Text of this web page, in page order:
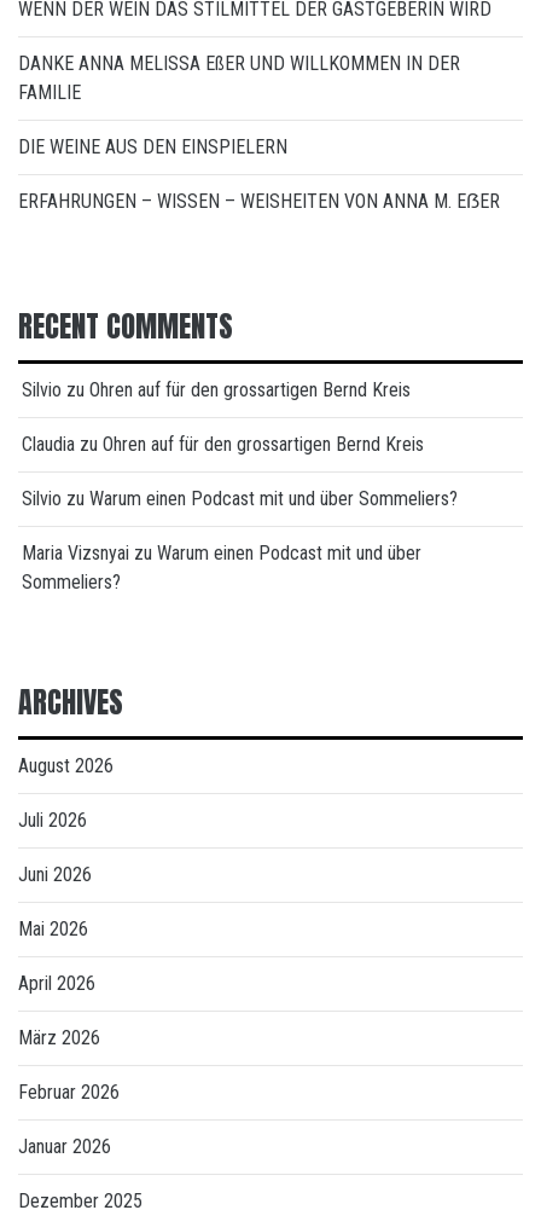
WENN DER WEIN DAS STILMITTEL DER GASTGEBERIN WIRD
DANKE ANNA MELISSA EßER UND WILLKOMMEN IN DER
FAMILIE
DIE WEINE AUS DEN EINSPIELERN
ERFAHRUNGEN – WISSEN – WEISHEITEN VON ANNA M. EẞER
RECENT COMMENTS
Silvio zu Ohren auf für den grossartigen Bernd Kreis
Claudia zu Ohren auf für den grossartigen Bernd Kreis
Silvio zu Warum einen Podcast mit und über Sommeliers?
Maria Vizsnyai zu Warum einen Podcast mit und über
Sommeliers?
ARCHIVES
August 2026
Juli 2026
Juni 2026
Mai 2026
April 2026
März 2026
Februar 2026
Januar 2026
Dezember 2025